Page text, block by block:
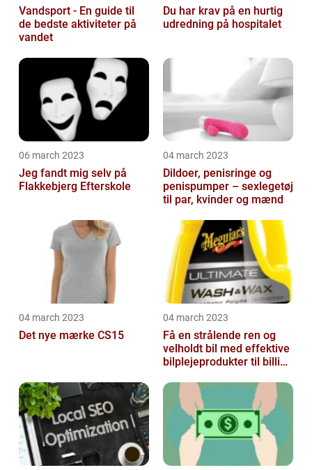
Vandsport - En guide til
de bedste aktiviteter på
vandet
Du har krav på en hurtig
udredning på hospitalet
06 march 2023
Jeg fandt mig selv på
Flakkebjerg Efterskole
04 march 2023
Dildoer, penisringe og
penispumper – sexlegetøj
til par, kvinder og mænd
04 march 2023
Det nye mærke CS15
04 march 2023
Få en strålende ren og
velholdt bil med effektive
bilplejeprodukter til billige